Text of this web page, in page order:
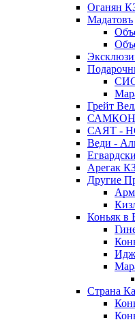
Оганян
Мадатовъ
Грейт
САМКОН
САЯТ -
Веди -
Арегак
Другие
Коньяк в
Страна